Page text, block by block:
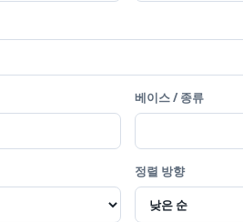
베이스 / 종류
정렬 방향